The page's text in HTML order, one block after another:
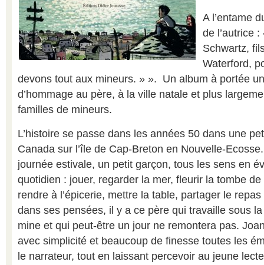
A l’entame
de l’autrice
Schwartz,
Waterford,
devons tout aux mineurs. » ». Un album à portée
d’hommage au père, à la ville natale et plus
familles de mineurs.
L’histoire se passe dans les années 50 dans une
Canada sur l’île de Cap-Breton en Nouvelle-
journée estivale, un petit garçon, tous les sens en
quotidien : jouer, regarder la mer, fleurir la tombe
rendre à l’épicerie, mettre la table, partager le
dans ses pensées, il y a ce père qui travaille sous
mine et qui peut-être un jour ne remontera pas.
avec simplicité et beaucoup de finesse toutes les
le narrateur, tout en laissant percevoir au jeune